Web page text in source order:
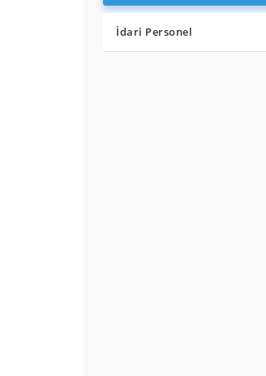
İdari Personel